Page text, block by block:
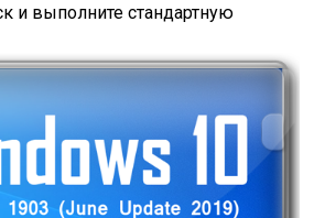
и выполните стандартную